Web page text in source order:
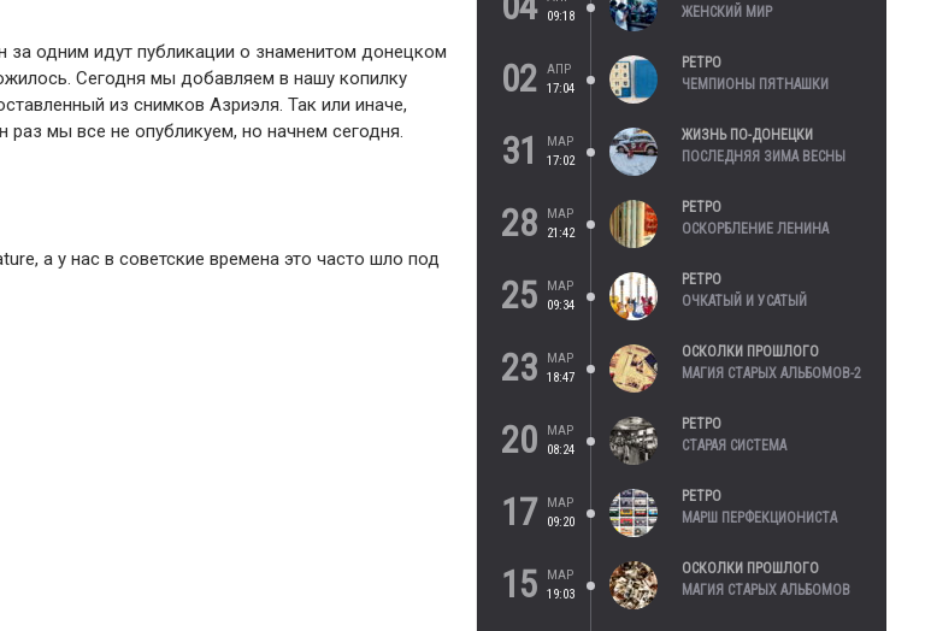
за одним идут публикации о знаменитом донецком
Сегодня мы добавляем в нашу копилку
из снимков Азриэля. Так или иначе,
раз мы все не опубликуем, но начнем сегодня.
а у нас в советские времена это часто шло под
09:18
ЖЕНСКИЙ МИР
02
АПР
17:04
РЕТРО
ЧЕМПИОНЫ ПЯТНАШКИ
31
МАР
17:02
ЖИЗНЬ ПО-ДОНЕЦКИ
ПОСЛЕДНЯЯ ЗИМА ВЕСНЫ
28
МАР
21:42
РЕТРО
ОСКОРБЛЕНИЕ ЛЕНИНА
25
МАР
09:34
РЕТРО
ОЧКАТЫЙ И УСАТЫЙ
23
МАР
18:47
ОСКОЛКИ ПРОШЛОГО
МАГИЯ СТАРЫХ АЛЬБОМОВ-2
20
МАР
08:24
РЕТРО
СТАРАЯ СИСТЕМА
17
МАР
09:20
РЕТРО
МАРШ ПЕРФЕКЦИОНИСТА
15
МАР
19:03
ОСКОЛКИ ПРОШЛОГО
МАГИЯ СТАРЫХ АЛЬБОМОВ